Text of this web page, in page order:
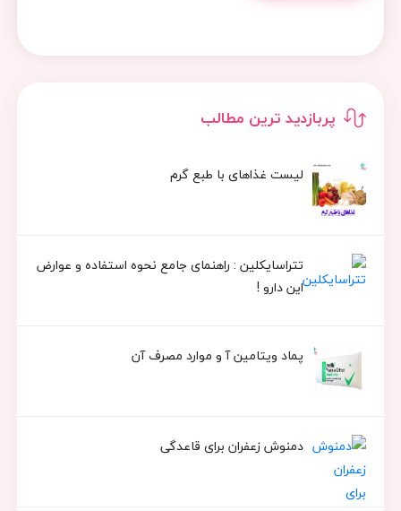
پربازدید ترین مطالب
لیست غذاهای با طبع گرم
تتراسایکلین : راهنمای جامع نحوه استفاده و عوارض
این دارو !
پماد ویتامین آ و موارد مصرف آن
دمنوش زعفران برای قاعدگی